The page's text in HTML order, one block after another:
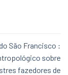
São Francisco :
sobre
fazedores de